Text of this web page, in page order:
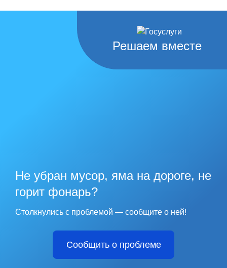
Решаем вместе
Не убран мусор, яма на дороге, не
горит фонарь?
Столкнулись с проблемой — сообщите о ней!
Сообщить о проблеме